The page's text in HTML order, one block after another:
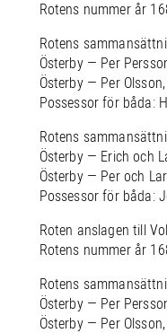
Rotens nummer år
Rotens
Österby — Per
Österby — Per
Possessor för båda:
Rotens
Österby — Erich och
Österby — Per och
Possessor för båda:
Roten anslagen till
Rotens nummer år
Rotens
Österby — Per
Österby — Per